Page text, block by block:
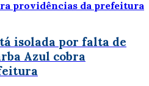
isolada por falta de
Azul cobra